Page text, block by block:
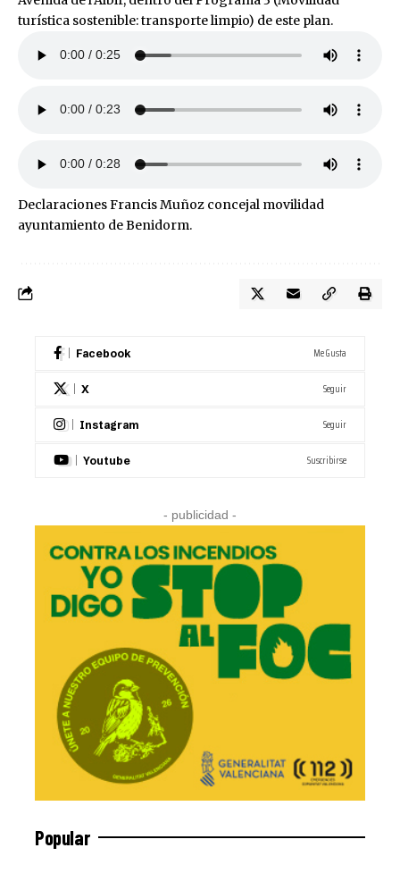
turística sostenible: transporte limpio) de este plan.
Declaraciones Francis Muñoz concejal movilidad
ayuntamiento de Benidorm.
Facebook Me Gusta
X Seguir
Instagram Seguir
Youtube Suscribirse
- publicidad -
Popular